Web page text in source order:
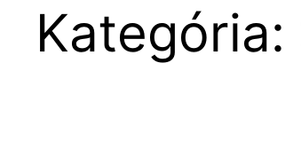
Kategória: